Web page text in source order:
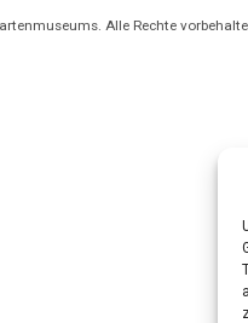
Alle Rechte